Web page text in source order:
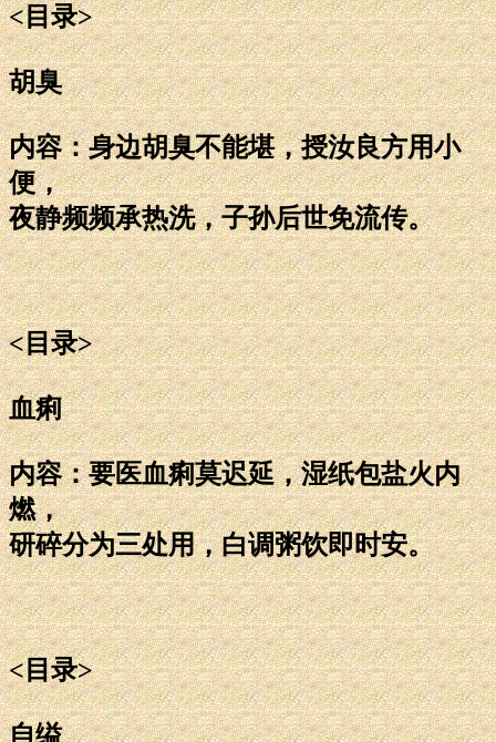
<目录>
胡臭
内容：身边胡臭不能堪，授汝良方用小
便，
夜静频频承热洗，子孙后世免流传。
<目录>
血痢
内容：要医血痢莫迟延，湿纸包盐火内
燃，
研碎分为三处用，白调粥饮即时安。
<目录>
自缢